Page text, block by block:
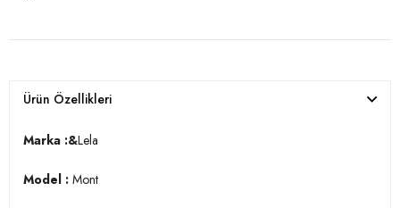
Ürün Özellikleri
Marka :&Lela
Model : Mont